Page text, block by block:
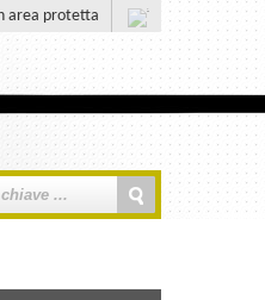
area protetta